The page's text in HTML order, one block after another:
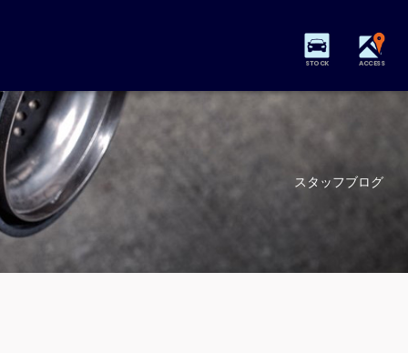
STOCK ACCESS
スタッフブログ